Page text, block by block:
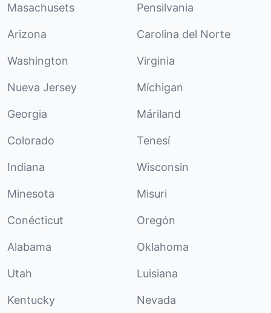
Masachusets Pensilvania
Arizona Carolina del Norte
Washington Virginia
Nueva Jersey Míchigan
Georgia Máriland
Colorado Tenesí
Indiana Wisconsin
Minesota Misuri
Conécticut Oregón
Alabama Oklahoma
Utah Luisiana
Kentucky Nevada